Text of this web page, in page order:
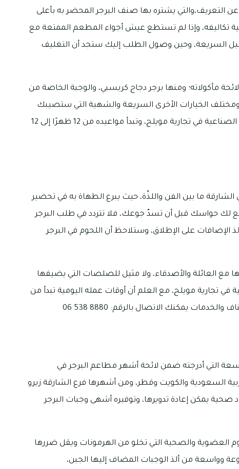
التعريف،والتي يشتره بها صنف البرجر المحضر به بأعلى
تكاليفه، وإذا لم تستطع عيش أجواء المطعم الممتعة مع
السريعة، وحين وصول الطلب إليك ستجد أن التغليف
مأكولاته؛ ومنها برجر دجاج كريسبي، والوجبة الخاصة من
ومختلف الخيارات الأخرى السريعة والشهية التي ستصيبك
الحيرة في الاختيار من بينها، مع العلم أنه يتواجد بالمنطقة الصناعية في تجارية مويلح، وتبدأ مواعيده من 12 ظهرًا إلى 12
ما بين الفن واللذّة، حيث يبرع الطهاة به في تحضير
لك حواسك قبل أن تسدّ جوعك، فلا تتردد في طلب البرجر
الإضافات على الإطلاق، وستلاحظ أن اللحوم في البرجر
مع العائلة والأصدقاء، ولا مثيل للصلصات التي يضيفها
في تجارية مويلح، مع العلم أن أوقات عمله اليومية تبدأ من
التي أدرجته ضمن لائحة أشهر مطاعم البرجر في
السعودية والكويت وقطر، ومن أشهرها فرع الشارقة زيرو
صحية يمكن إعادة تدويرها، وتوفيره أشهى وجبات البرجر
العضوية والصحية التي تخلو من الهرمونات ويقل ضررها
وواسعة من ألذ الوجبات المضاف إليها الجبن،